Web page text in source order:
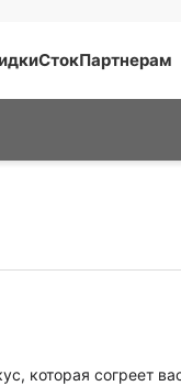
СтокПартнерам
которая согреет